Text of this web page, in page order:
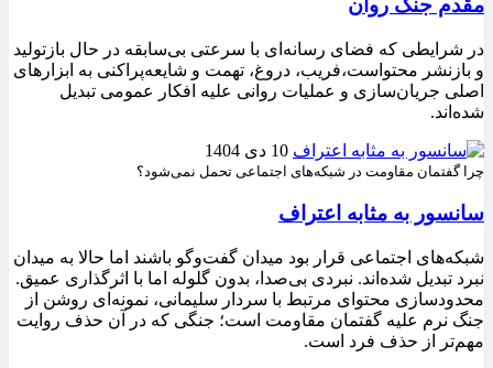
مقدم جنگ روان
در شرایطی که فضای رسانه‌ای با سرعتی بی‌سابقه در حال بازتولید
و بازنشر محتواست،فریب، دروغ، تهمت و شایعه‌پراکنی به ابزارهای
اصلی جریان‌سازی و عملیات روانی علیه افکار عمومی تبدیل
شده‌اند.
10 دی 1404
چرا گفتمان مقاومت در شبکه‌های اجتماعی تحمل نمی‌شود؟
سانسور به مثابه اعتراف
شبکه‌های اجتماعی قرار بود میدان گفت‌وگو باشند اما حالا به میدان
نبرد تبدیل شده‌اند. نبردی بی‌صدا، بدون گلوله اما با اثرگذاری عمیق.
محدودسازی محتوای مرتبط با سردار سلیمانی، نمونه‌ای روشن از
جنگ نرم علیه گفتمان مقاومت است؛ جنگی که در آن حذف روایت
مهم‌تر از حذف فرد است.